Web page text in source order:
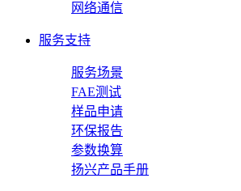
网络通信
服务支持
服务场景
FAE测试
样品申请
环保报告
参数换算
扬兴产品手册